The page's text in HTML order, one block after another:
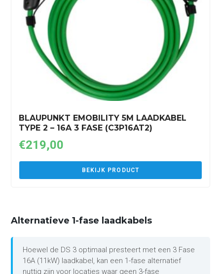
BLAUPUNKT EMOBILITY 5M LAADKABEL
TYPE 2 – 16A 3 FASE (C3P16AT2)
€219,00
BEKIJK PRODUCT
Alternatieve 1-fase laadkabels
Hoewel de DS 3 optimaal presteert met een 3 Fase
16A (11kW) laadkabel, kan een 1-fase alternatief
nuttig zijn voor locaties waar geen 3-fase